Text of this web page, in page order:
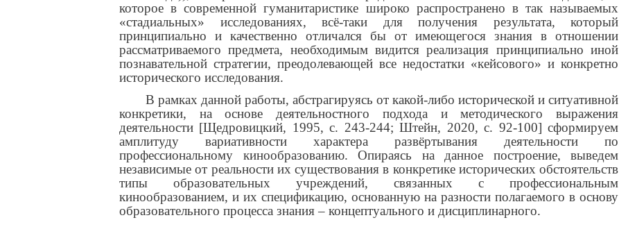
которое в современной гуманитаристике широко распространено в так называемых
«стадиальных» исследованиях, всё-таки для получения результата, который
принципиально и качественно отличался бы от имеющегося знания в отношении
рассматриваемого предмета, необходимым видится реализация принципиально иной
познавательной стратегии, преодолевающей все недостатки «кейсового» и конкретно
исторического исследования.
В рамках данной работы, абстрагируясь от какой-либо исторической и ситуативной
конкретики, на основе деятельностного подхода и методического выражения
деятельности [Щедровицкий, 1995, с. 243-244; Штейн, 2020, с. 92-100] сформируем
амплитуду вариативности характера развёртывания деятельности по
профессиональному кинообразованию. Опираясь на данное построение, выведем
независимые от реальности их существования в конкретике исторических обстоятельств
типы образовательных учреждений, связанных с профессиональным
кинообразованием, и их спецификацию, основанную на разности полагаемого в основу
образовательного процесса знания – концептуального и дисциплинарного.